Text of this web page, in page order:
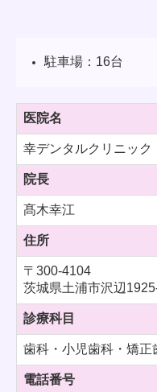
駐車場：16台
医院名
幸デンタルクリニック
院長
髙木幸江
住所
〒300-4104
茨城県土浦市沢辺
診療科目
歯科・小児歯科・矯正
電話番号